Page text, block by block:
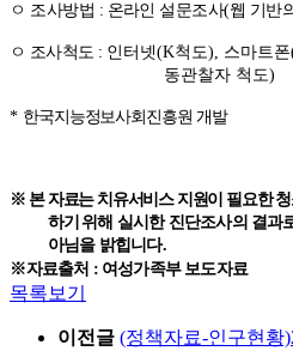
ㅇ 조사방법 : 온라인 설문조사(웹 기반
ㅇ 조사척도 : 인터넷(K척도), 스마트폰
동관찰자 척도)
* 한국지능정보사회진흥원 개발
※ 본 자료는 치유서비스 지원이 필요한
하기 위해 실시한 진단조사의 결과
아님을 밝힙니다.
※자료출처 : 여성가족부 보도자료
목록보기
이전글 (정책자료-인구현황